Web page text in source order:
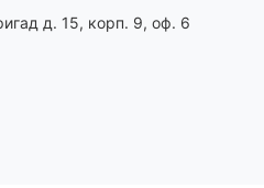
д. 15, корп. 9, оф. 6